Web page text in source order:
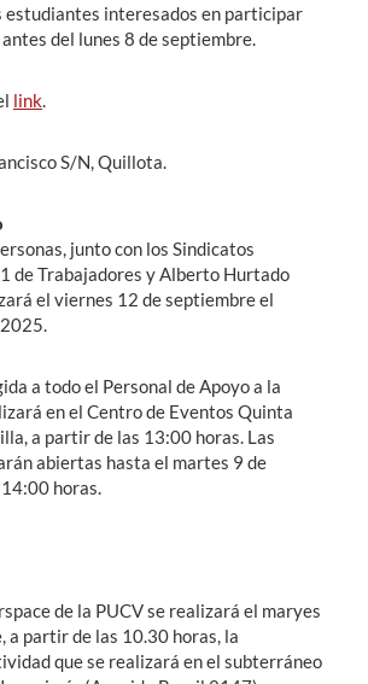
estudiantes interesados en participar
del lunes 8 de septiembre.
link
S/N, Quillota.
junto con los Sindicatos
de Trabajadores y Alberto Hurtado
el viernes 12 de septiembre el
a todo el Personal de Apoyo a la
en el Centro de Eventos Quinta
a partir de las 13:00 horas. Las
abiertas hasta el martes 9 de
horas.
de la PUCV se realizará el maryes
a partir de las 10.30 horas, la
que se realizará en el subterráneo